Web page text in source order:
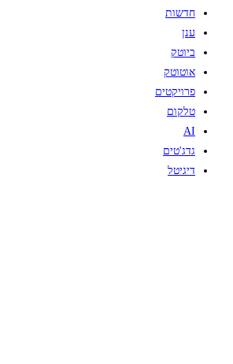
חדשות
ענן
ביוטק
אוטוטק
פרויקטים
טלקום
AI
גדג'טים
דיגיטל